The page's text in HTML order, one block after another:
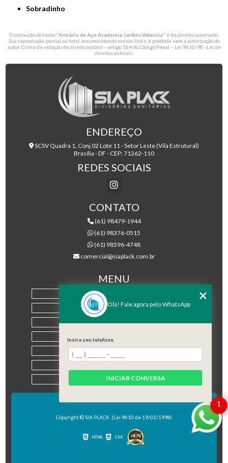
Sobradinho
O conteúdo do texto "Armário de Aço Academia Jardins Valencia" é de direito reservado.
Sua reprodução, parcial ou total, mesmo citando nossos links, é proibida sem a autorização do
autor. Crime de violação de direito autoral – artigo 184 do Código Penal – Lei 9610/98 - Lei de
direitos autorais.
ENDEREÇO
SCSV Quadra 1, Conj 02 Lote 11 - Setor Leste (Vila Estrutural)
Brasília - DF - CEP: 71262-110
REDES SOCIAIS
CONTATO
(61) 98479-1944
(61) 98376-0515
(61) 98596-4748
comercial@siaplack.com.br
MENU
EMPRESA
PRODUTOS
CONTATO
MAPA DO SITE
Copyright © SIA PLACK. (Lei 9610 de 19/02/1998)
HTML CSS
1
Olá! Fale agora pelo WhatsApp
Insira seu telefone
INICIAR CONVERSA